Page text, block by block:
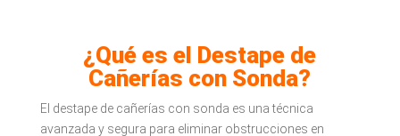
¿Qué es el Destape de
Cañerías con Sonda?
El destape de cañerías con sonda es una técnica
avanzada y segura para eliminar obstrucciones en